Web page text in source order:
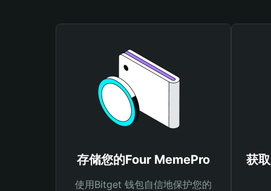
存储您的Four MemePro
使用Bitget 钱包自信地保护您的
获